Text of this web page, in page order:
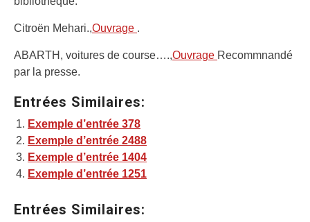
Citroën Mehari.,Ouvrage .
ABARTH, voitures de course….,Ouvrage Recommnandé
par la presse.
Entrées Similaires:
Exemple d’entrée 378
Exemple d’entrée 2488
Exemple d’entrée 1404
Exemple d’entrée 1251
Entrées Similaires: